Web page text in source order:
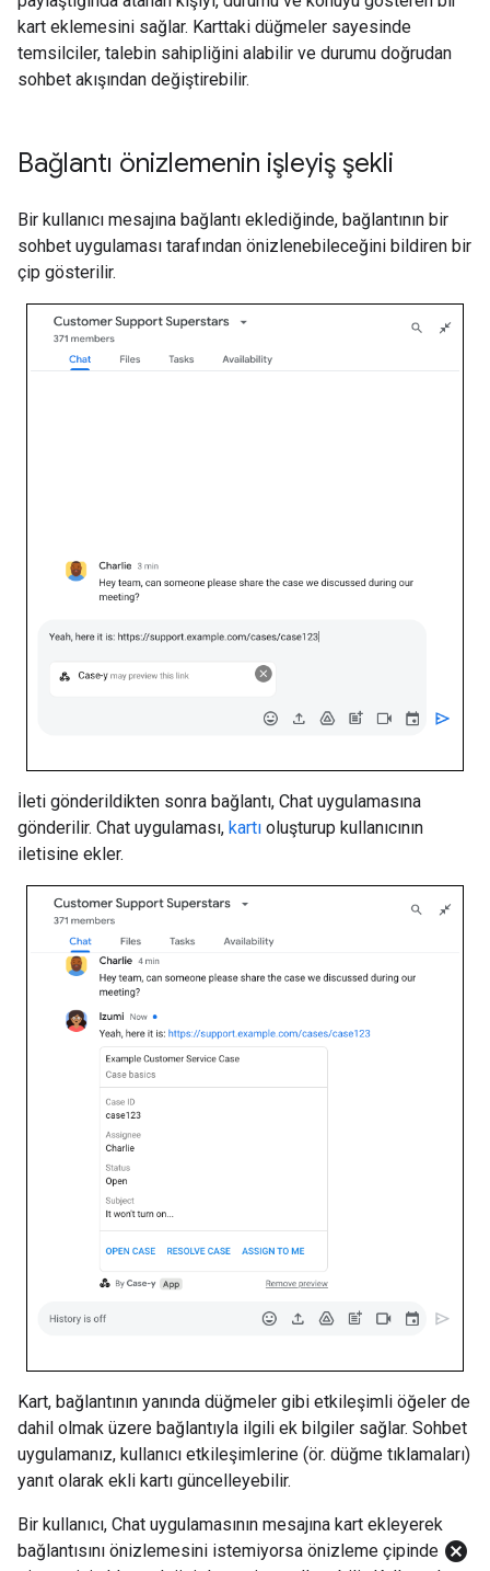
kart eklemesini sağlar. Karttaki düğmeler sayesinde
temsilciler, talebin sahipliğini alabilir ve durumu doğrudan
sohbet akışından değiştirebilir.
Bağlantı önizlemenin işleyiş şekli
Bir kullanıcı mesajına bağlantı eklediğinde, bağlantının bir
sohbet uygulaması tarafından önizlenebileceğini bildiren bir
çip gösterilir.
İleti gönderildikten sonra bağlantı, Chat uygulamasına
gönderilir. Chat uygulaması, kartı oluşturup kullanıcının
iletisine ekler.
Kart, bağlantının yanında düğmeler gibi etkileşimli öğeler de
dahil olmak üzere bağlantıyla ilgili ek bilgiler sağlar. Sohbet
uygulamanız, kullanıcı etkileşimlerine (ör. düğme tıklamaları)
yanıt olarak ekli kartı güncelleyebilir.
Bir kullanıcı, Chat uygulamasının mesajına kart ekleyerek
bağlantısını önizlemesini istemiyorsa önizleme çipinde cancel